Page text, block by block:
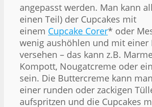
angepasst werden. Man kann
einen Teil) der Cupcakes mit
einem Cupcake Corer* oder
wenig aushöhlen und mit einer
versehen – das kann z.B.
Kompott, Nougatcreme oder
sein. Die Buttercreme kann
einer runden oder zackigen
aufspritzen und die Cupcakes